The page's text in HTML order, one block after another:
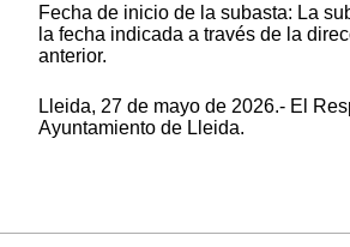
Fecha de inicio de la subasta: La
la fecha indicada a través de la
anterior.
Lleida, 27 de mayo de 2026.- El
Ayuntamiento de Lleida.